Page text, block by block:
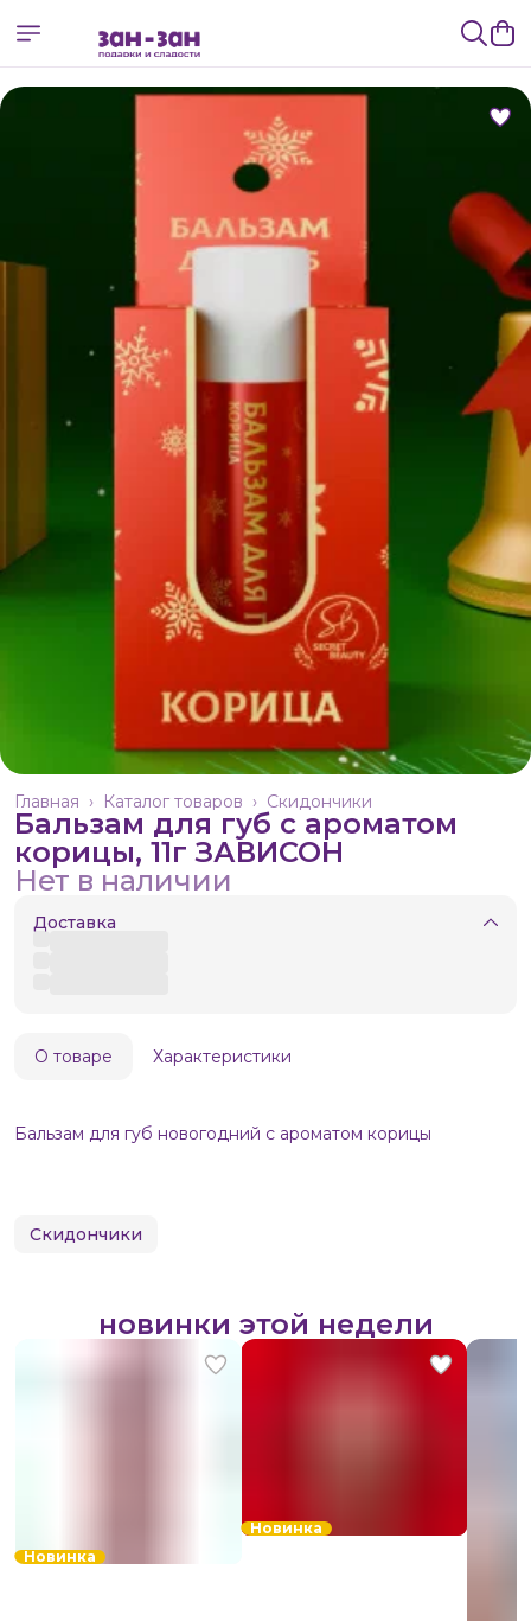
Скидончики
Каталог товаров ›
Главная ›
Бальзам для губ с ароматом
корицы, 11г ЗАВИСОН
Нет в наличии
Доставка
О товаре Характеристики
Бальзам для губ новогодний с ароматом корицы
Скидончики
новинки этой недели
Новинка
Новинка